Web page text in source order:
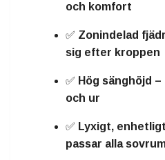
och komfort
✅ Zonindelad
sig efter kroppen
✅ Hög sänghöjd –
och ur
✅ Lyxigt,
passar alla